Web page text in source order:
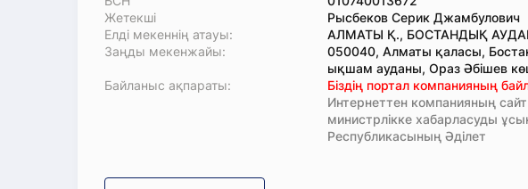
Жетекші
Рысбеков Серик Джамбулович
Елді мекеннің атауы:
АЛМАТЫ Қ., БОСТАНДЫҚ
Заңды мекенжайы:
050040, Алматы қаласы,
ықшам ауданы, Ораз Әбішев
Байланыс ақпараты:
Біздің портал компанияның
Интернеттен компанияның
министрлікке хабарласуды
Республикасының Әділет